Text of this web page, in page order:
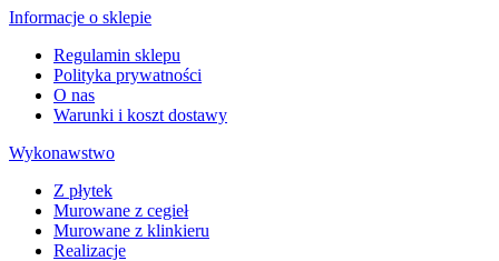
Informacje o sklepie
Regulamin sklepu
Polityka prywatności
O nas
Warunki i koszt dostawy
Wykonawstwo
Z płytek
Murowane z cegieł
Murowane z klinkieru
Realizacje